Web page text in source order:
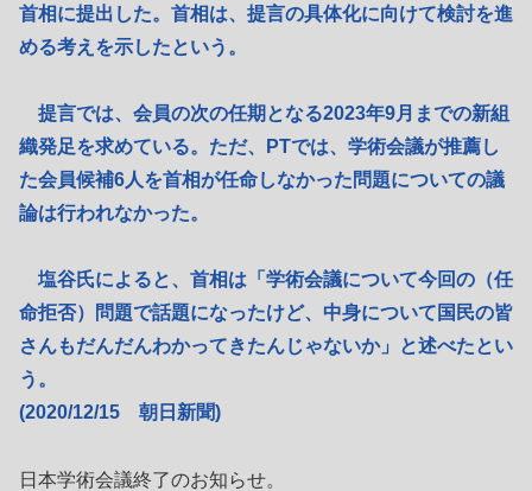
首相に提出した。首相は、提言の具体化に向けて検討を進
める考えを示したという。
提言では、会員の次の任期となる2023年9月までの新組
織発足を求めている。ただ、PTでは、学術会議が推薦し
た会員候補6人を首相が任命しなかった問題についての議
論は行われなかった。
塩谷氏によると、首相は「学術会議について今回の（任
命拒否）問題で話題になったけど、中身について国民の皆
さんもだんだんわかってきたんじゃないか」と述べたとい
う。
(2020/12/15 朝日新聞)
日本学術会議終了のお知らせ。